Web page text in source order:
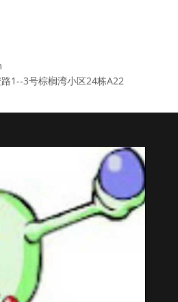
1--3号棕榈湾小区24栋A22